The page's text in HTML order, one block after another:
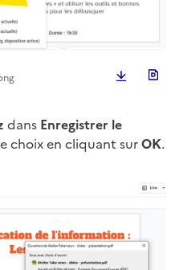
dans Enregistrer le
choix en cliquant surOK.